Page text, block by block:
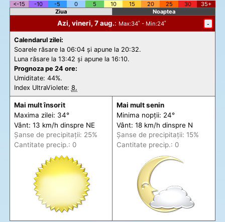
<-15 -10 -5 0 5 10 15 20 25 30
35+
Ziua
Noaptea
Azi, vineri, 7 aug.: Max:34˚ - Min:24˚ -
Calendarul zilei:
Soarele răsare la 06:04 și apune la 20:32.
Luna răsare la 13:42 și apune la 16:10.
Prognoza pe 24 ore:
Umiditate: 44%.
Index UltraViolete: 8.
Mai mult însorit
Maxima zilei: 34°
Vânt: 13 km/h dinspre NE
Șanse de precipitații: 25%
Cantitate precip.: 0
Mai mult senin
Minima nopții: 24°
Vânt: 18 km/h dinspre N
Șanse de precipitații: 15%
Cantitate precip.: 0